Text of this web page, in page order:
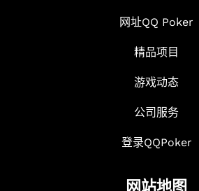
网址QQ Poker
精品项目
游戏动态
公司服务
登录QQPoker
网站地图